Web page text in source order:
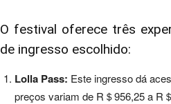
O festival oferece três
de ingresso escolhido:
Lolla Pass: Este ingresso dá
preços variam de R＄956,25 a R